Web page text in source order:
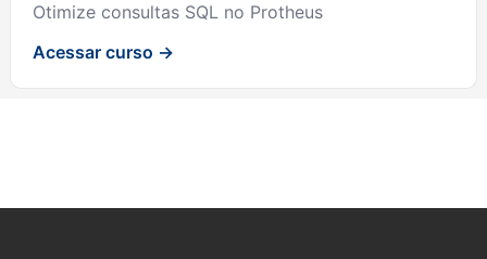
Otimize consultas SQL no Protheus
Acessar curso →